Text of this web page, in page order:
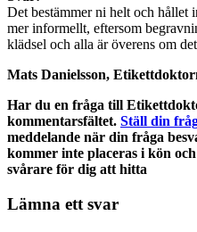
Det bestämmer ni helt och
mer informellt, eftersom
klädsel och alla är överens om
Mats Danielsson,
Har du en fråga till
kommentarsfältet. Ställ din
meddelande när din fråga
kommer inte placeras i kön
svårare för dig att hitta
Lämna ett svar